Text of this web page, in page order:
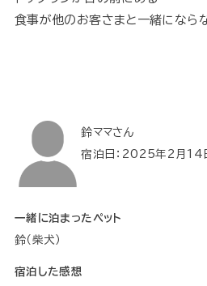
食事が他のお客さまと一緒になら
鈴ママさん
宿泊日：2025年2月14
一緒に泊まったペット
鈴（柴犬）
宿泊した感想